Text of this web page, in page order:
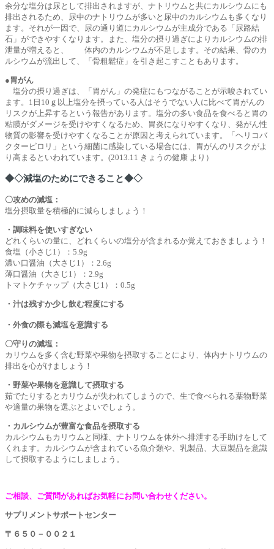
余分な塩分は尿として排出されますが、ナトリウムと共にカルシウムにも
排出されるため、尿中のナトリウムが多いと尿中のカルシウムも多くなり
ます。それが一因で、尿の通り道にカルシウムが主成分である「尿路結
石」ができやすくなります。また、塩分の摂り過ぎによりカルシウムの排
泄量が増えると、 体内のカルシウムが不足します。その結果、骨のカ
ルシウムが流出して、「骨粗鬆症」を引き起こすこともあります。
●胃がん
塩分の摂り過ぎは、「胃がん」の発症にもつながることが示唆されてい
ます。1日10ｇ以上塩分を摂っている人はそうでない人に比べて胃がんの
リスクが上昇するという報告があります。塩分の多い食品を食べると胃の
粘膜がダメージを受けやすくなるため、胃炎になりやすくなり、発がん性
物質の影響を受けやすくなることが原因と考えられています。「ヘリコバ
クターピロリ」という細菌に感染している場合には、胃がんのリスクがよ
り高まるといわれています。(2013.11 きょうの健康 より）
◆◇減塩のためにできること◆◇
〇攻めの減塩：
塩分摂取量を積極的に減らしましょう！
・調味料を使いすぎない
どれくらいの量に、どれくらいの塩分が含まれるか覚えておきましょう！
食塩（小さじ1）：5.9g
濃い口醤油（大さじ1）：2.6g
薄口醤油（大さじ1）：2.9g
トマトケチャップ（大さじ1）：0.5g
・汁は残すか少し飲む程度にする
・外食の際も減塩を意識する
〇守りの減塩：
カリウムを多く含む野菜や果物を摂取することにより、体内ナトリウムの
排出を心がけましょう！
・野菜や果物を意識して摂取する
茹でたりするとカリウムが失われてしまうので、生で食べられる葉物野菜
や適量の果物を選ぶとよいでしょう。
・カルシウムが豊富な食品を摂取する
カルシウムもカリウムと同様、ナトリウムを体外へ排泄する手助けをして
くれます。カルシウムが含まれている魚介類や、乳製品、大豆製品を意識
して摂取するようにしましょう。
ご相談、ご質問があればお気軽にお問い合わせください。
サプリメントサポートセンター
〒６５０－００２１